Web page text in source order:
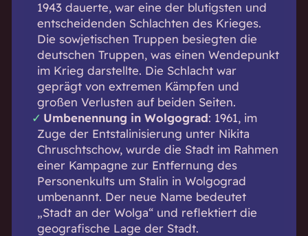
1943 dauerte, war eine der blutigsten und
entscheidenden Schlachten des Krieges.
Die sowjetischen Truppen besiegten die
deutschen Truppen, was einen Wendepunkt
im Krieg darstellte. Die Schlacht war
geprägt von extremen Kämpfen und
großen Verlusten auf beiden Seiten.
Umbenennung in Wolgograd: 1961, im
Zuge der Entstalinisierung unter Nikita
Chruschtschow, wurde die Stadt im Rahmen
einer Kampagne zur Entfernung des
Personenkults um Stalin in Wolgograd
umbenannt. Der neue Name bedeutet
„Stadt an der Wolga“ und reflektiert die
geografische Lage der Stadt.